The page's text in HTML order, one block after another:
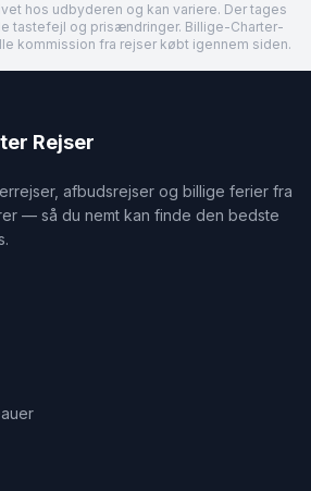
hos udbyderen og kan variere. Der tages
tastefejl og prisændringer. Billige-Charter-
kommission fra rejser købt igennem siden.
Rejser
afbudsrejser og billige ferier fra
— så du nemt kan finde den bedste